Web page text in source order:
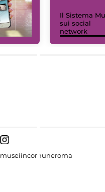
Il Sistema
sui social
network
museiincomuneroma